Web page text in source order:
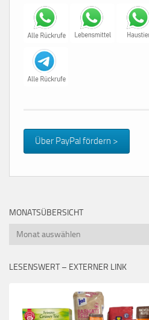
Über PayPal fördern >
MONATSÜBERSICHT
Monatsübersicht
LESENSWERT – EXTERNER LINK